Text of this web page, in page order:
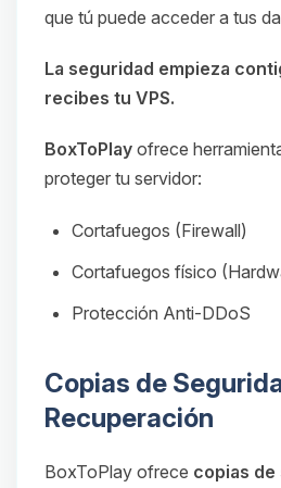
que tú puede acceder a tus
La seguridad empieza
recibes tu VPS.
BoxToPlay ofrece
proteger tu servidor:
Cortafuegos (Firewall)
Cortafuegos físico
Protección Anti-DDoS
Copias de
Recuperación
BoxToPlay ofrece copias de